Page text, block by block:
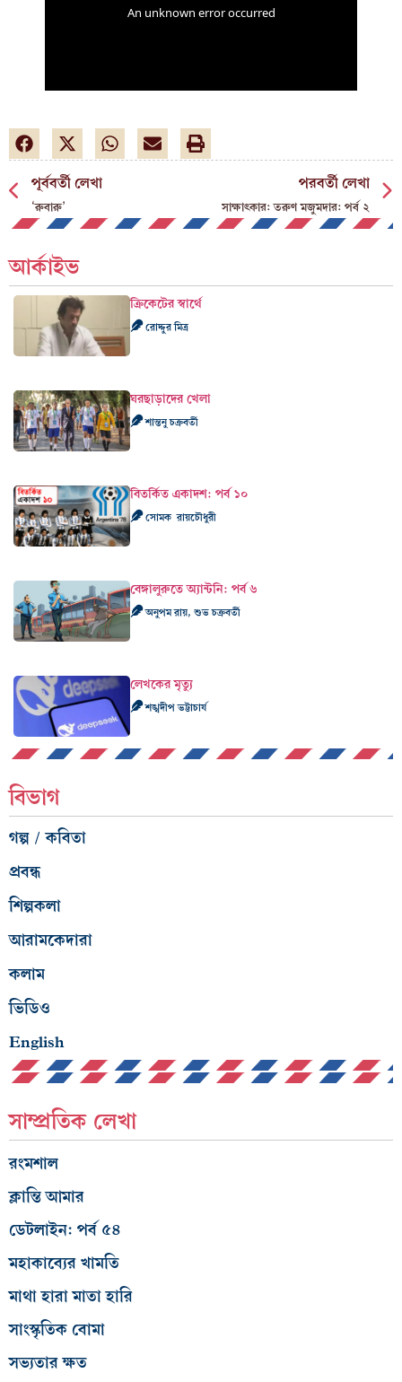
পূর্ববর্তী লেখা
‘রুবারু’
পরবর্তী লেখা
সাক্ষাৎকার: তরুণ মজুমদার: পর্ব ২
আর্কাইভ
ক্রিকেটের স্বার্থে
রোদ্দুর মিত্র
ঘরছাড়াদের খেলা
শান্তনু চক্রবর্তী
বিতর্কিত একাদশ: পর্ব ১০
সোমক রায়চৌধুরী
বেঙ্গালুরুতে অ্যান্টনি: পর্ব ৬
অনুপম রায়, শুভ চক্রবর্তী
লেখকের মৃত্যু
শঙ্খদীপ ভট্টাচার্য
বিভাগ
গল্প / কবিতা
প্রবন্ধ
শিল্পকলা
আরামকেদারা
কলাম
ভিডিও
English
সাম্প্রতিক লেখা
রংমশাল
ক্লান্তি আমার
ডেটলাইন: পর্ব ৫৪
মহাকাব্যের খামতি
মাথা হারা মাতা হারি
সাংস্কৃতিক বোমা
সভ্যতার ক্ষত